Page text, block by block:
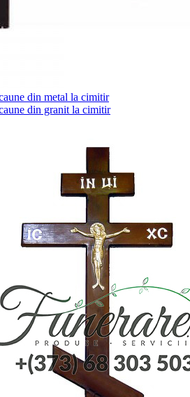
din metal la cimitir
din granit la cimitir